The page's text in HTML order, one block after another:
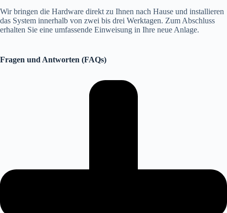
Wir bringen die Hardware direkt zu Ihnen nach Hause und installieren
das System innerhalb von zwei bis drei Werktagen. Zum Abschluss
erhalten Sie eine umfassende Einweisung in Ihre neue Anlage.
Fragen und Antworten (FAQs)